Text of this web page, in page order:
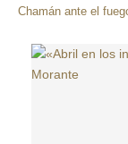
Chamán ante el